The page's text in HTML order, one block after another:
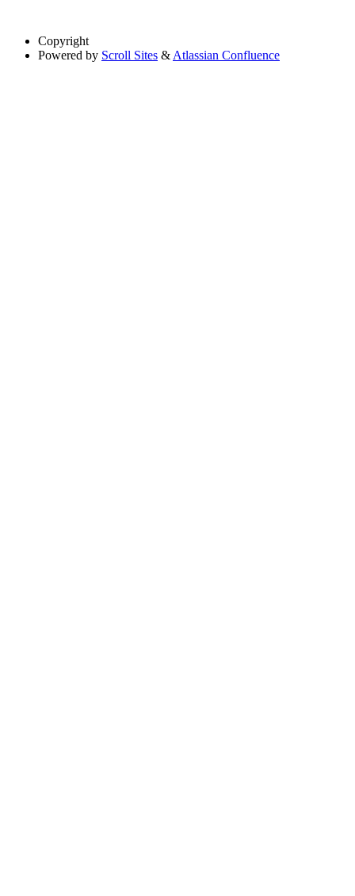
Copyright
Powered by Scroll Sites & Atlassian Confluence